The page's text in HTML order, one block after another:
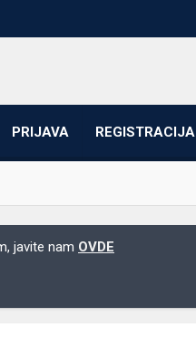
PRIJAVA REGISTRACIJA
javite nam OVDE